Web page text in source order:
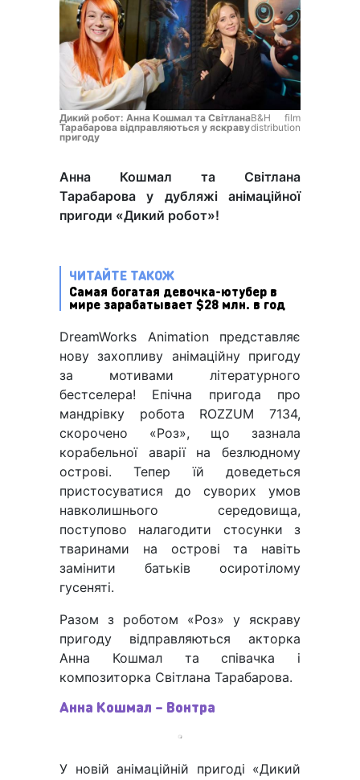
Дикий робот: Анна Кошмал та Світлана
Тарабарова відправляються у яскраву
пригоду
B&H film
distribution
Анна Кошмал та Світлана
Тарабарова у дубляжі анімаційної
пригоди «Дикий робот»!
ЧИТАЙТЕ ТАКОЖ
Самая богатая девочка-ютубер в
мире зарабатывает $28 млн. в год
DreamWorks Animation представляє
нову захопливу анімаційну пригоду
за мотивами літературного
бестселера! Епічна пригода про
мандрівку робота ROZZUM 7134,
скорочено «Роз», що зазнала
корабельної аварії на безлюдному
острові. Тепер їй доведеться
пристосуватися до суворих умов
навколишнього середовища,
поступово налагодити стосунки з
тваринами на острові та навіть
замінити батьків осиротілому
гусеняті.
Разом з роботом «Роз» у яскраву
пригоду відправляються акторка
Анна Кошмал та співачка і
композиторка Світлана Тарабарова.
Анна Кошмал – Вонтра
У новій анімаційній пригоді «Дикий